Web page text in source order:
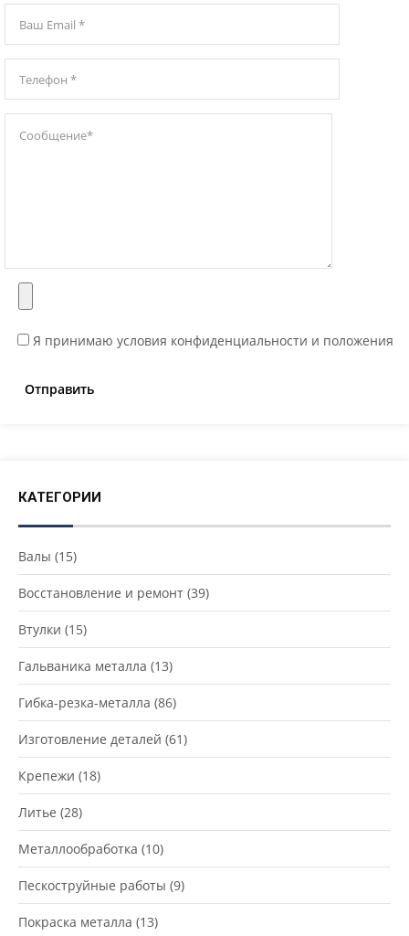
Я принимаю условия конфиденциальности и положения
КАТЕГОРИИ
Валы (15)
Восстановление и ремонт (39)
Втулки (15)
Гальваника металла (13)
Гибка-резка-металла (86)
Изготовление деталей (61)
Крепежи (18)
Литье (28)
Металлообработка (10)
Пескоструйные работы (9)
Покраска металла (13)